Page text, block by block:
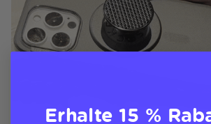
Erhalte 15 %